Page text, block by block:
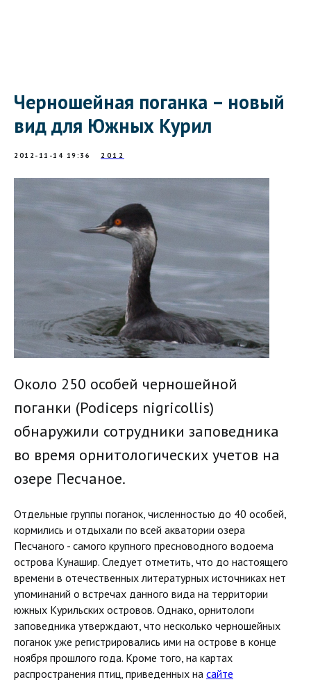
Черношейная поганка – новый
вид для Южных Курил
2012-11-14 19:36 2012
Около 250 особей черношейной
поганки (Podiceps nigricollis)
обнаружили сотрудники заповедника
во время орнитологических учетов на
озере Песчаное.
Отдельные группы поганок, численностью до 40 особей,
кормились и отдыхали по всей акватории озера
Песчаного - самого крупного пресноводного водоема
острова Кунашир. Следует отметить, что до настоящего
времени в отечественных литературных источниках нет
упоминаний о встречах данного вида на территории
южных Курильских островов. Однако, орнитологи
заповедника утверждают, что несколько черношейных
поганок уже регистрировались ими на острове в конце
ноября прошлого года. Кроме того, на картах
распространения птиц, приведенных на сайте